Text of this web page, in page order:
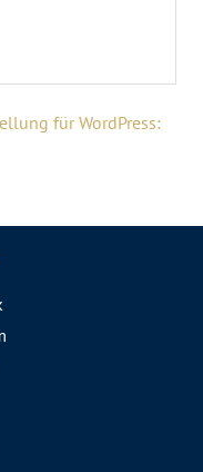
für WordPress: